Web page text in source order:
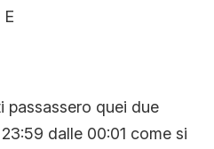
passassero quei due
dalle 00:01 come si